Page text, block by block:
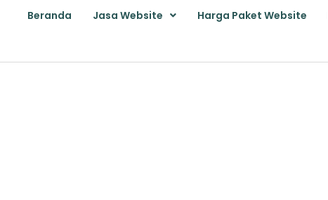
Beranda Jasa Website Harga Paket Website